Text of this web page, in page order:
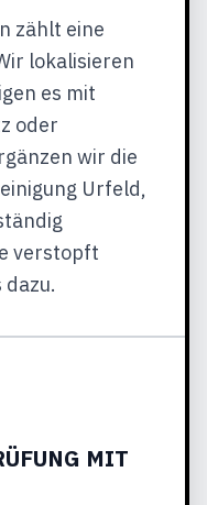
zählt eine
lokalisieren
es mit
oder
wir die
Urfeld,
verstopft
MIT